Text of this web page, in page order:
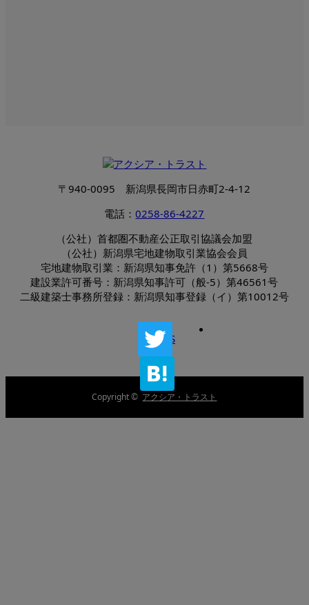
〒940-0095 新潟県長岡市日赤町2-4-12
電話：0258-86-4227
（公社）首都圏不動産公正取引協議会加盟
（公社）新潟県宅地建物取引業協会会員
宅地建物取引業：新潟県知事免許（1）第5668号
建設業許可番号：新潟県知事許可（般-5）第46561号
二級建築士事務所登録：新潟県知事登録（イ）第10012号
RSS
Copyright © アクシア・トラスト